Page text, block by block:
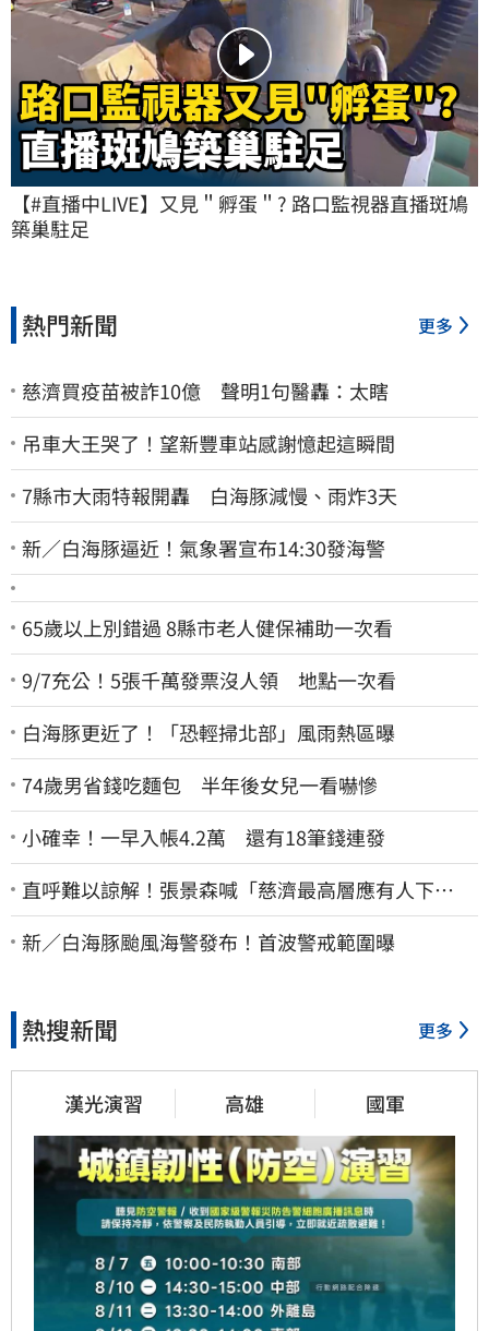
【#直播中LIVE】又見＂孵蛋＂? 路口監視器直播斑鳩
築巢駐足
熱門新聞 更多
慈濟買疫苗被詐10億 聲明1句醫轟：太瞎
吊車大王哭了！望新豐車站感謝憶起這瞬間
7縣市大雨特報開轟 白海豚減慢、雨炸3天
新／白海豚逼近！氣象署宣布14:30發海警
65歲以上別錯過 8縣市老人健保補助一次看
9/7充公！5張千萬發票沒人領 地點一次看
白海豚更近了！「恐輕掃北部」風雨熱區曝
74歲男省錢吃麵包 半年後女兒一看嚇慘
小確幸！一早入帳4.2萬 還有18筆錢連發
直呼難以諒解！張景森喊「慈濟最高層應有人下
台」：受害者是捐款的大眾
新／白海豚颱風海警發布！首波警戒範圍曝
熱搜新聞 更多
漢光演習 高雄 國軍